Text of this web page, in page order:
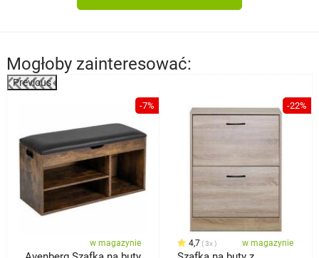
Mogłoby zainteresować:
Previous
-7%
w magazynie
-22%
4,7 3x w magazynie